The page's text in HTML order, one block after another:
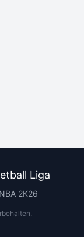
Liga
2K26
.